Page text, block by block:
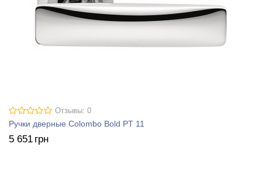
Отзывы: 0
Ручки дверные Colombo Bold PT 11
5 651 грн